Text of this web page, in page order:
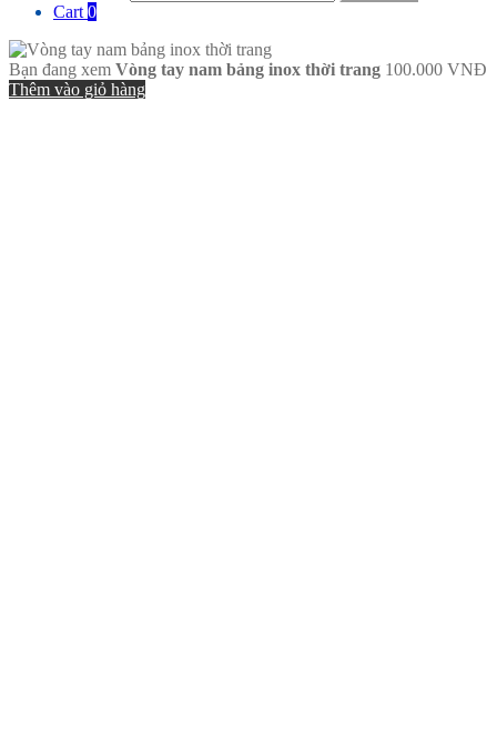
Cart 0
Bạn đang xem Vòng tay nam bảng inox thời trang 100.000 VNĐ
Thêm vào giỏ hàng